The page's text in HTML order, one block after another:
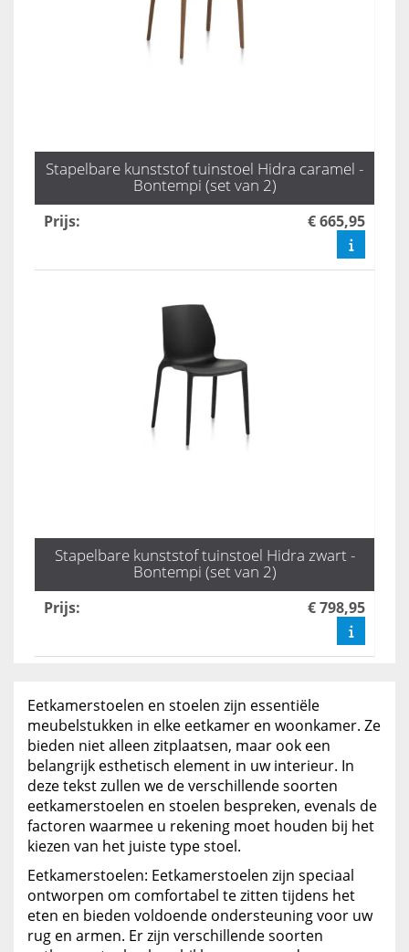
Stapelbare kunststof tuinstoel Hidra caramel -
Bontempi (set van 2)
Prijs: € 665,95
Stapelbare kunststof tuinstoel Hidra zwart -
Bontempi (set van 2)
Prijs: € 798,95
Eetkamerstoelen en stoelen zijn essentiële
meubelstukken in elke eetkamer en woonkamer. Ze
bieden niet alleen zitplaatsen, maar ook een
belangrijk esthetisch element in uw interieur. In
deze tekst zullen we de verschillende soorten
eetkamerstoelen en stoelen bespreken, evenals de
factoren waarmee u rekening moet houden bij het
kiezen van het juiste type stoel.
Eetkamerstoelen: Eetkamerstoelen zijn speciaal
ontworpen om comfortabel te zitten tijdens het
eten en bieden voldoende ondersteuning voor uw
rug en armen. Er zijn verschillende soorten